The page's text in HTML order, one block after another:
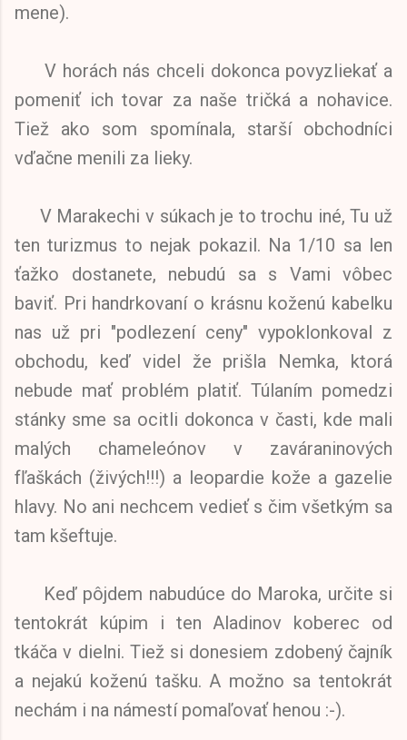
mene).
V horách nás chceli dokonca povyzliekať a
pomeniť ich tovar za naše tričká a nohavice.
Tiež ako som spomínala, starší obchodníci
vďačne menili za lieky.
V Marakechi v súkach je to trochu iné, Tu už
ten turizmus to nejak pokazil. Na 1/10 sa len
ťažko dostanete, nebudú sa s Vami vôbec
baviť. Pri handrkovaní o krásnu koženú kabelku
nas už pri "podlezení ceny" vypoklonkoval z
obchodu, keď videl že prišla Nemka, ktorá
nebude mať problém platiť. Túlaním pomedzi
stánky sme sa ocitli dokonca v časti, kde mali
malých chameleónov v zaváraninových
fľaškách (živých!!!) a leopardie kože a gazelie
hlavy. No ani nechcem vedieť s čim všetkým sa
tam kšeftuje.
Keď pôjdem nabudúce do Maroka, určite si
tentokrát kúpim i ten Aladinov koberec od
tkáča v dielni. Tiež si donesiem zdobený čajník
a nejakú koženú tašku. A možno sa tentokrát
nechám i na námestí pomaľovať henou :-).